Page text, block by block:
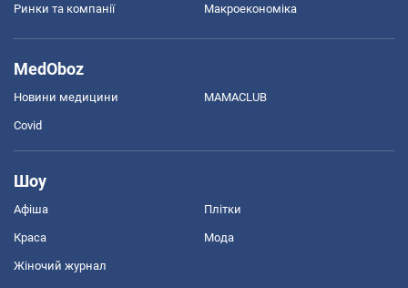
Ринки та компанії Макроекономіка
MedOboz
Новини медицини MAMACLUB
Covid
Шоу
Афіша Плітки
Краса Мода
Жіночий журнал